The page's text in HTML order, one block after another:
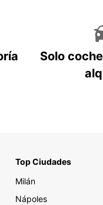
Solo
Top Ciudades
Milán
Nápoles